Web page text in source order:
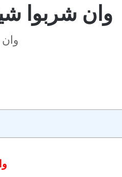
وان شربوا